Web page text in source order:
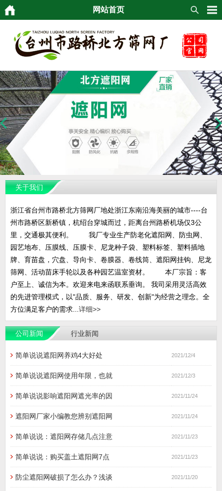
网站首页
关于我们
浙江省台州市路桥北方筛网厂地处浙江东南沿海美丽的城市----台
州市路桥区新桥镇，杭绍台穿城而过，距离台州路桥机场仅3公
里，交通极其便利。 我厂专业生产防老化遮阳网、防虫网、
园艺地布、压膜线、压膜卡、尼龙种子袋、塑料标签、塑料插地
牌、育苗盘，穴盘、导向卡、卷膜器、卷线筒、遮阳网挂钩、尼龙
筛网、活动苗床手轮以及各种园艺温室资材。 本厂宗旨：客
户至上、诚信为本。欢迎来电来函联系垂询。 我司采用灵活高效
的先进管理模式，以"品质、服务、研发、创新"为经营之理念。全
方位满足客户的需求... 详细>>
公司新闻 行业新闻
简单说说遮阳网养鸡4大好处 2021/12/4
简单说说遮阳网使用年限，也就 2021/12/3
简单说说影响遮阳网遮光率的因 2021/11/24
遮阳网厂家小编教您辨别遮阳网 2021/11/24
简单说说：遮阳网存储几点注意 2021/11/23
简单说说：购买盖土遮阳网7点 2021/11/23
防尘遮阳网破损了怎么办？浅谈 2021/11/20